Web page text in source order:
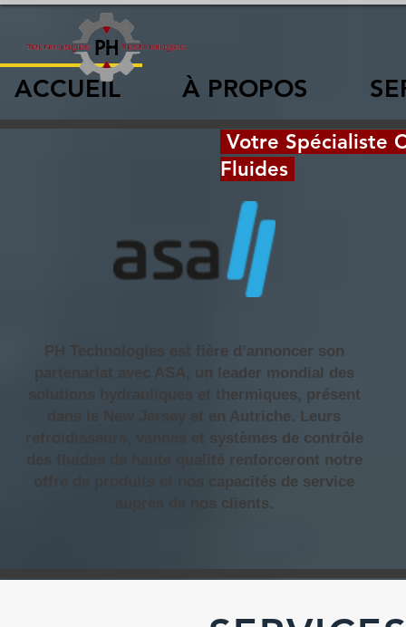
ACCUEIL À PROPOS
Votre Spécialiste
Fluides
PH Technologies est fière d’annoncer son
partenariat avec ASA, un leader mondial des
solutions hydrauliques et thermiques, présent
dans le New Jersey et en Autriche. Leurs
refroidisseurs, vannes et systèmes de contrôle
des fluides de haute qualité renforceront notre
offre de produits et nos capacités de service
auprès de nos clients.